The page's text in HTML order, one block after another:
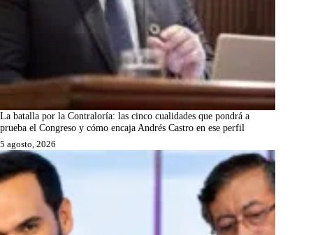
La batalla por la Contraloría: las cinco cualidades que pondrá a
prueba el Congreso y cómo encaja Andrés Castro en ese perfil
5 agosto, 2026